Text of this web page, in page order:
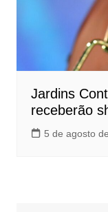
Jardins
receberão
5 de agosto